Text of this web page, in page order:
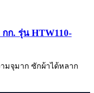
กก. รุ่น HTW110-
มจุมาก ซักผ้าได้หลาก